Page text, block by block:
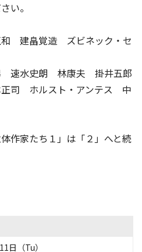
い。
建畠覚造 ズビネック・セ
速水史朗 林康夫 掛井五郎
司 ホルスト・アンテス 中
作家たち１」は「２」へと続
日（Tu）